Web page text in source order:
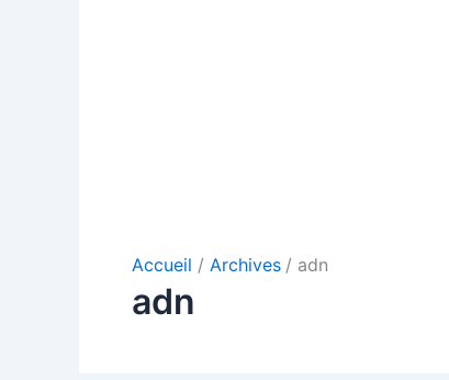
Accueil Archives adn
adn